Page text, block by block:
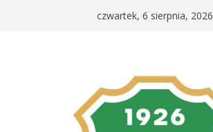
czwartek, 6 sierpnia, 2026